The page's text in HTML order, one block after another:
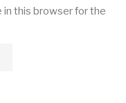
in this browser for the